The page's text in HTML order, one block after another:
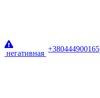
негативная
+380444900165